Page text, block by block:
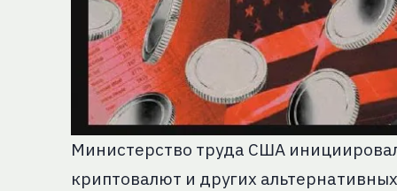
Министерство труда США
криптовалют и других